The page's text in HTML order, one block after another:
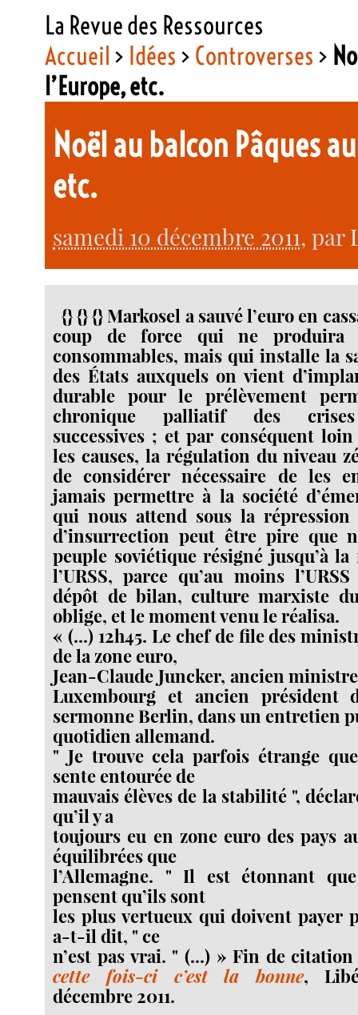
La Revue des Ressources
Accueil > Idées > Controverses >
l’Europe, etc.
Noël au balcon Pâques
etc.
samedi 10 décembre 2011, par
{} {} {} Markosel a sauvé l’euro en
coup de force qui ne produira
consommables, mais qui installe la
des États auxquels on vient
durable pour le prélèvement
chronique palliatif des crises
successives ; et par conséquent
les causes, la régulation du niveau
de considérer nécessaire de les
jamais permettre à la société
qui nous attend sous la
d’insurrection peut être pire que
peuple soviétique résigné jusqu’à
l’URSS, parce qu’au moins
dépôt de bilan, culture marxiste
oblige, et le moment venu le réalisa.
« (...) 12h45. Le chef de file des
de la zone euro,
Jean-Claude Juncker, ancien
Luxembourg et ancien président
sermonne Berlin, dans un entretien
quotidien allemand.
" Je trouve cela parfois étrange
sente entourée de
mauvais élèves de la stabilité ",
qu’il y a
toujours eu en zone euro des pays
équilibrées que
l’Allemagne. " Il est étonnant
pensent qu’ils sont
les plus vertueux qui doivent payer
a-t-il dit, " ce
n’est pas vrai. " (...) » Fin de citation
cette fois-ci c’est la bonne,
décembre 2011.